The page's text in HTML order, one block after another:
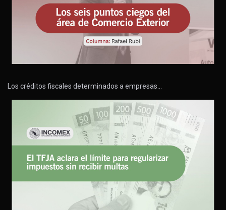
Los créditos fiscales determinados a empresas…